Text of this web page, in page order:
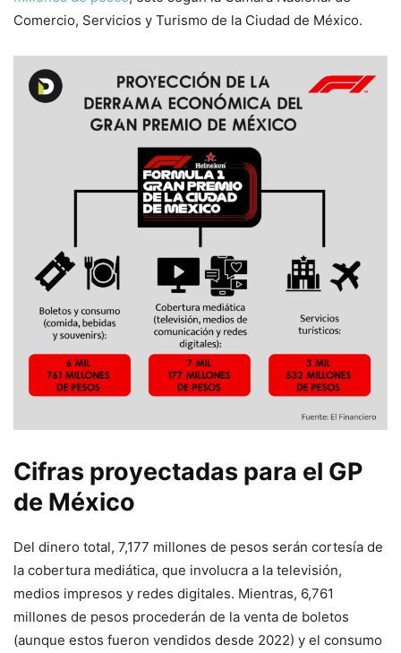
Comercio, Servicios y Turismo de la Ciudad de México.
Cifras proyectadas para el GP
de México
Del dinero total, 7,177 millones de pesos serán cortesía de
la cobertura mediática, que involucra a la televisión,
medios impresos y redes digitales. Mientras, 6,761
millones de pesos procederán de la venta de boletos
(aunque estos fueron vendidos desde 2022) y el consumo